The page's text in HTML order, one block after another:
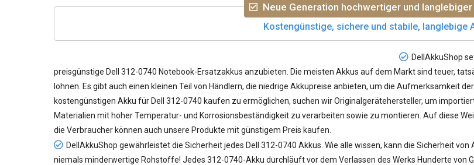
Neue Generation hochwertiger und
Kostengünstige, sichere und stabile, langlebige
DellAkkuShop
preisgünstige Dell 312-0740 Notebook-Ersatzakkus anzubieten. Die meisten Akkus auf dem Markt sind teuer,
lohnen. Es gibt auch einen kleinen Teil von Händlern, die niedrige Akkupreise anbieten, um die Aufmerksamkeit
kostengünstigen Akku für Dell 312-0740 kaufen zu ermöglichen, suchen wir Originalgerätehersteller, um
Materialien mit hoher Temperatur- und Korrosionsbeständigkeit zu verarbeiten sowie zu montieren. Auf diese
die Verbraucher können auch unsere Produkte mit günstigem Preis kaufen.
DellAkkuShop gewährleistet die Sicherheit jedes Dell 312-0740 Akkus . Wie alle wissen, kann die Sicherheit
niemals minderwertige Rohstoffe! Jedes 312-0740-Akku durchläuft vor dem Verlassen des Werks Hunderte